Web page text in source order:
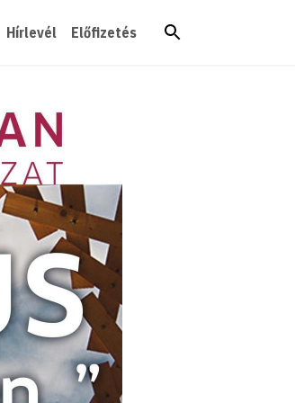
Hírlevél Előfizetés